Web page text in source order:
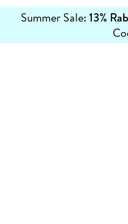
Summer Sale: 13%
erfahren